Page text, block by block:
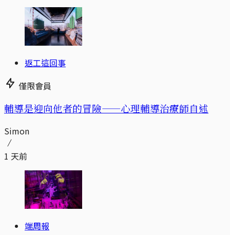
返工這回事
僅限會員
輔導是迎向他者的冒險——心理輔導治療師自述
Simon
1 天前
端周報